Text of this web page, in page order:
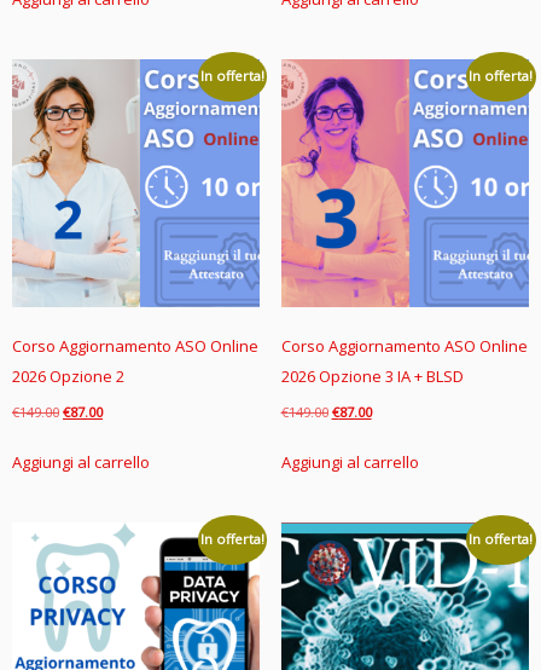
In offerta!
Corso Aggiornamento ASO Online
2026 Opzione 2
€149.00 Il
originale
€87.00Il
attuale
Aggiungi al carrello
In offerta!
Corso Aggiornamento ASO Online
2026 Opzione 3 IA + BLSD
€149.00 Il
originale
€87.00Il
attuale
Aggiungi al carrello
In offerta! In offerta!